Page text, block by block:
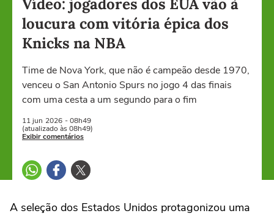
Vídeo: jogadores dos EUA vão à
loucura com vitória épica dos
Knicks na NBA
Time de Nova York, que não é campeão desde 1970,
venceu o San Antonio Spurs no jogo 4 das finais
com uma cesta a um segundo para o fim
11 jun 2026 - 08h49
(atualizado às 08h49)
Exibir comentários
A seleção dos Estados Unidos protagonizou uma